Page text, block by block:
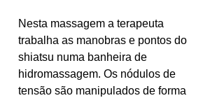
Nesta massagem a terapeuta
trabalha as manobras e pontos do
shiatsu numa banheira de
hidromassagem. Os nódulos de
tensão são manipulados de forma